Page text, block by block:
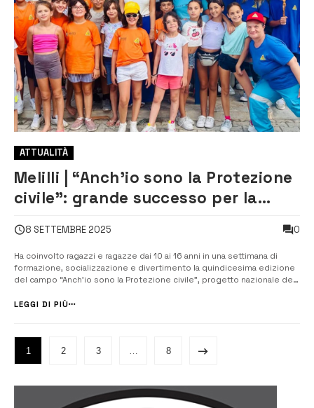
ATTUALITÀ
Melilli | “Anch’io sono la Protezione
civile”: grande successo per la
appena concluso
8 SETTEMBRE 2025 0
Ha coinvolto ragazzi e ragazze dai 10 ai 16 anni in una settimana di
formazione, socializzazione e divertimento la quindicesima edizione
del campo “Anch’io sono la Protezione civile”, progetto nazionale del
Organizzato dalla Misericordia di Melilli, associazione di volontariato
LEGGI DI PIÙ
1 2 3 … 8